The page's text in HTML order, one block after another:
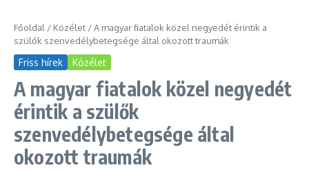
Főoldal / Közélet /A magyar fiatalok közel negyedét érintik a
szülők szenvedélybetegsége által okozott traumák
Friss hírek Közélet
A magyar fiatalok közel negyedét
érintik a szülők
szenvedélybetegsége által
okozott traumák